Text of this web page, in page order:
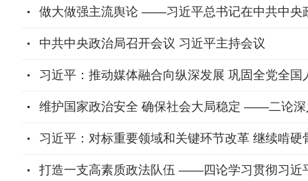
做大做强主流舆论 ——习近平总书记在中共中央
中共中央政治局召开会议 习近平主持会议
习近平：推动媒体融合向纵深发展 巩固全党全国
维护国家政治安全 确保社会大局稳定 ——二论
习近平：对标重要领域和关键环节改革 继续啃硬
打造一支高素质政法队伍 ——四论学习贯彻习近